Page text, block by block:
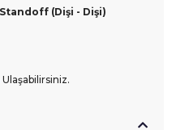
(Dişi - Dişi)
Ulaşabilirsiniz.